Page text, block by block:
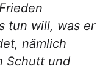
tun will, was er
nämlich
Schutt und